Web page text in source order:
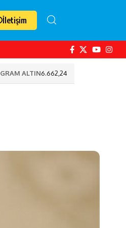
İletişim
GRAM ALTIN6.662,24